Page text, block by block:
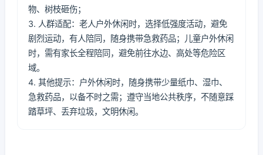
物、树枝砸伤；
3. 人群适配：老人户外休闲时，选择低强度活动，避免
剧烈运动，有人陪同，随身携带急救药品；儿童户外休闲
时，需有家长全程陪同，避免前往水边、高处等危险区
域。
4. 其他提示：户外休闲时，随身携带少量纸巾、湿巾、
急救药品，以备不时之需；遵守当地公共秩序，不随意踩
踏草坪、丢弃垃圾，文明休闲。